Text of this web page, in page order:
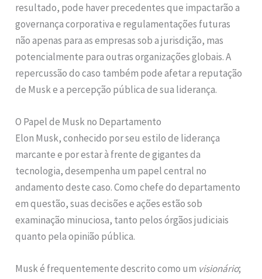
resultado, pode haver precedentes que impactarão a
governança corporativa e regulamentações futuras
não apenas para as empresas sob a jurisdição, mas
potencialmente para outras organizações globais. A
repercussão do caso também pode afetar a reputação
de Musk e a percepção pública de sua liderança.
O Papel de Musk no Departamento
Elon Musk, conhecido por seu estilo de liderança
marcante e por estar à frente de gigantes da
tecnologia, desempenha um papel central no
andamento deste caso. Como chefe do departamento
em questão, suas decisões e ações estão sob
examinação minuciosa, tanto pelos órgãos judiciais
quanto pela opinião pública.
Musk é frequentemente descrito como um visionário;